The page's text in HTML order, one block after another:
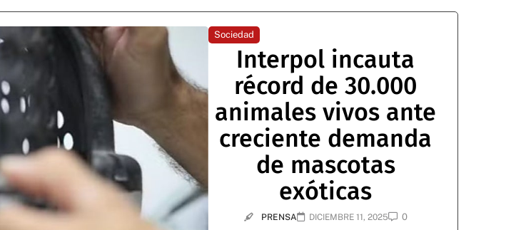
Sociedad
Interpol incauta
récord de 30.000
animales vivos ante
creciente demanda
de mascotas
exóticas
PRENSA DICIEMBRE 11, 2025 0